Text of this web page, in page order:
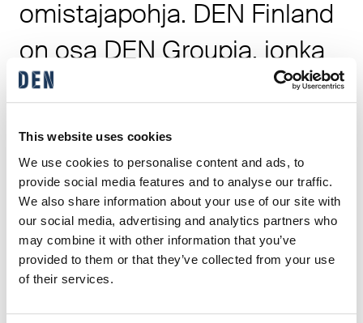
This website uses cookies
We use cookies to personalise content and ads, to
provide social media features and to analyse our traffic.
We also share information about your use of our site with
our social media, advertising and analytics partners who
may combine it with other information that you’ve
provided to them or that they’ve collected from your use
of their services.
omistajapohja. DEN Finland
on osa DEN Groupia, jonka
pitkäaikainen suurin
omistaja on pörssilistatun
pääomasijoituskonserni
CapManin hallinnoima
rahasto, joka yhdessä
Suomen Teollisuussijoitus
Oy:n kanssa omistaa